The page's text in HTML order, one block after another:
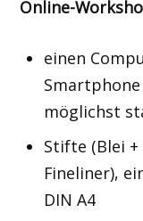
Online-
einen
möglichst
Stifte (Blei
Fineliner),
DIN A4